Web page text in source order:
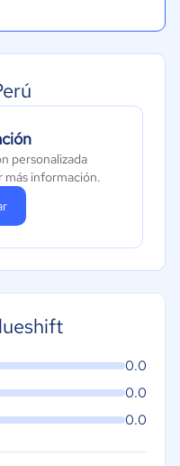
personalizada
más información.
0.0
0.0
0.0